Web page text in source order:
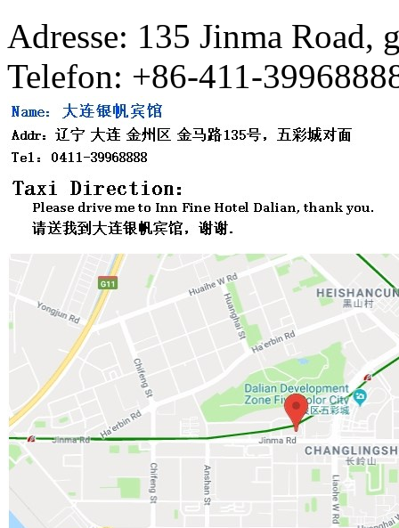
Adresse: 135 Jinma Road,
Telefon: +86-411-